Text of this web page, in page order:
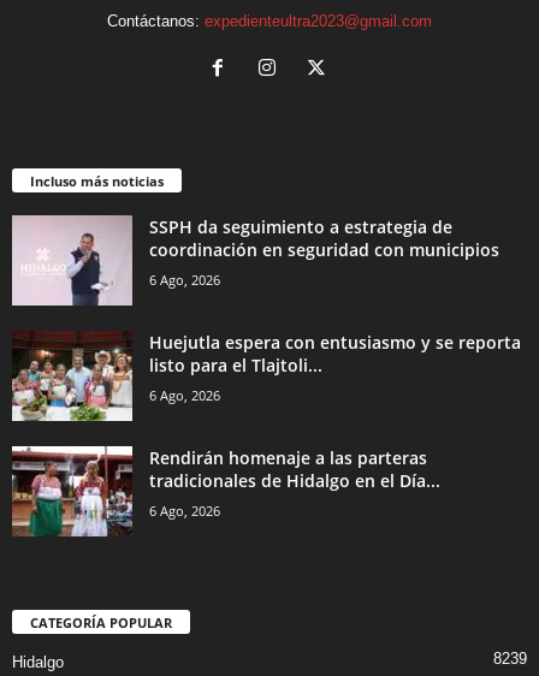
Contáctanos: expedienteultra2023@gmail.com
Incluso más noticias
SSPH da seguimiento a estrategia de
coordinación en seguridad con municipios
6 Ago, 2026
Huejutla espera con entusiasmo y se reporta
listo para el Tlajtoli...
6 Ago, 2026
Rendirán homenaje a las parteras
tradicionales de Hidalgo en el Día...
6 Ago, 2026
CATEGORÍA POPULAR
Hidalgo 8239